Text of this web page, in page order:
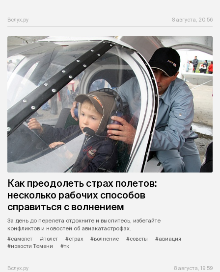
Вслух.ру 8 августа, 20:56
Как преодолеть страх полетов:
несколько рабочих способов
справиться с волнением
За день до перелета отдохните и выспитесь, избегайте
конфликтов и новостей об авиакатастрофах.
#самолет
#полет #страх #волнение #советы
#авиация
#новости Тюмени
#тк
Вслух.ру 8 августа, 19:59